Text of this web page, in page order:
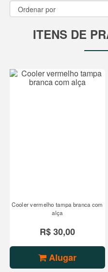
ITENS DE
Cooler vermelho tampa branca com
alça
R$ 30,00
Alugar